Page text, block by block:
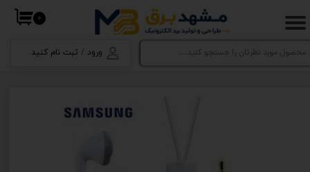
ورود / ثبت نام کنید
حساب کاربری من
تغییر گذر واژه
۰